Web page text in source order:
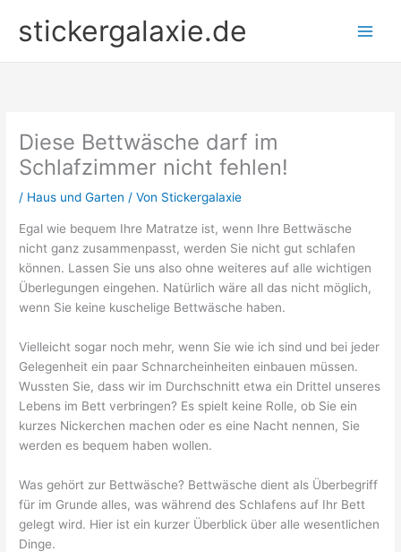
Inhaltstickergalaxie.de
Diese Bettwäsche darf im
Schlafzimmer nicht fehlen!
/ Haus und Garten / Von Stickergalaxie
Egal wie bequem Ihre Matratze ist, wenn Ihre Bettwäsche
nicht ganz zusammenpasst, werden Sie nicht gut schlafen
können. Lassen Sie uns also ohne weiteres auf alle wichtigen
Überlegungen eingehen. Natürlich wäre all das nicht möglich,
wenn Sie keine kuschelige Bettwäsche haben.
Vielleicht sogar noch mehr, wenn Sie wie ich sind und bei jeder
Gelegenheit ein paar Schnarcheinheiten einbauen müssen.
Wussten Sie, dass wir im Durchschnitt etwa ein Drittel unseres
Lebens im Bett verbringen? Es spielt keine Rolle, ob Sie ein
kurzes Nickerchen machen oder es eine Nacht nennen, Sie
werden es bequem haben wollen.
Was gehört zur Bettwäsche? Bettwäsche dient als Überbegriff
für im Grunde alles, was während des Schlafens auf Ihr Bett
gelegt wird. Hier ist ein kurzer Überblick über alle wesentlichen
Dinge.